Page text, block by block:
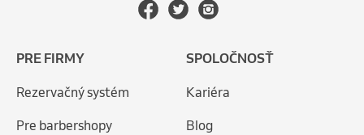
PRE FIRMY
Rezervačný systém
Pre barbershopy
SPOLOČNOSŤ
Kariéra
Blog